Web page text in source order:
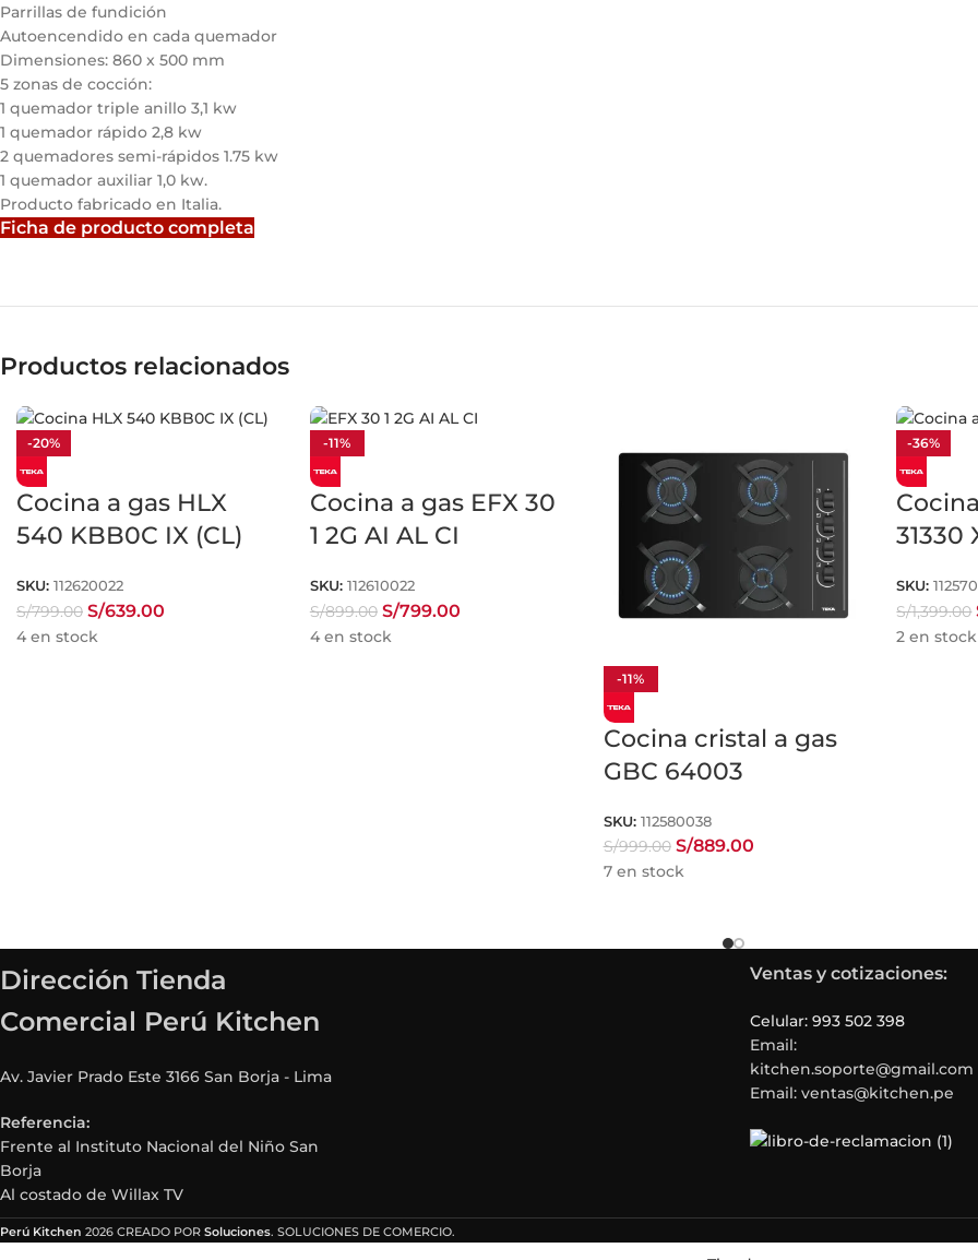
Parrillas de fundición
Autoencendido en cada quemador
Dimensiones: 860 x 500 mm
5 zonas de cocción:
1 quemador triple anillo 3,1 kw
1 quemador rápido 2,8 kw
2 quemadores semi-rápidos 1.75 kw
1 quemador auxiliar 1,0 kw.
Producto fabricado en Italia.
Ficha de producto completa
Productos relacionados
-20%
Cocina a gas HLX
540 KBB0C IX (CL)
SKU: 112620022
S/799.00 S/639.00
4 en stock
-11%
Cocina a gas EFX 30
1 2G AI AL CI
SKU: 112610022
S/899.00 S/799.00
4 en stock
-11%
Cocina cristal a gas
GBC 64003
SKU: 112580038
S/999.00 S/889.00
7 en stock
-36%
31330
SKU:
S/1,399.00
2 en stock
Dirección Tienda
Comercial Perú Kitchen
Av. Javier Prado Este 3166 San Borja - Lima
Referencia:
Frente al Instituto Nacional del Niño San
Borja
Al costado de Willax TV
Ventas y cotizaciones:
Celular: 993 502 398
Email:
kitchen.soporte@gmail.com
Email: ventas@kitchen.pe
Perú Kitchen 2026 CREADO POR Soluciones. SOLUCIONES DE COMERCIO.